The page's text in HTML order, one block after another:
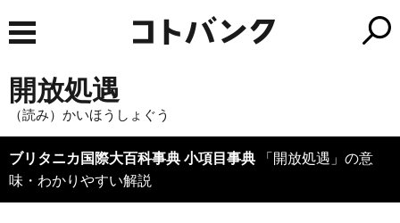
開放処遇
（読み）かいほうしょぐう
ブリタニカ国際大百科事典 小項目事典 「開放処遇」の意
味・わかりやすい解説